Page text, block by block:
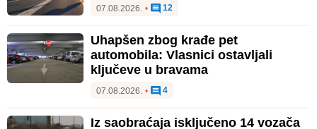
07.08.2026. • 12
Uhapšen zbog krađe pet
automobila: Vlasnici ostavljali
ključeve u bravama
07.08.2026. • 4
Iz saobraćaja isključeno 14 vozača